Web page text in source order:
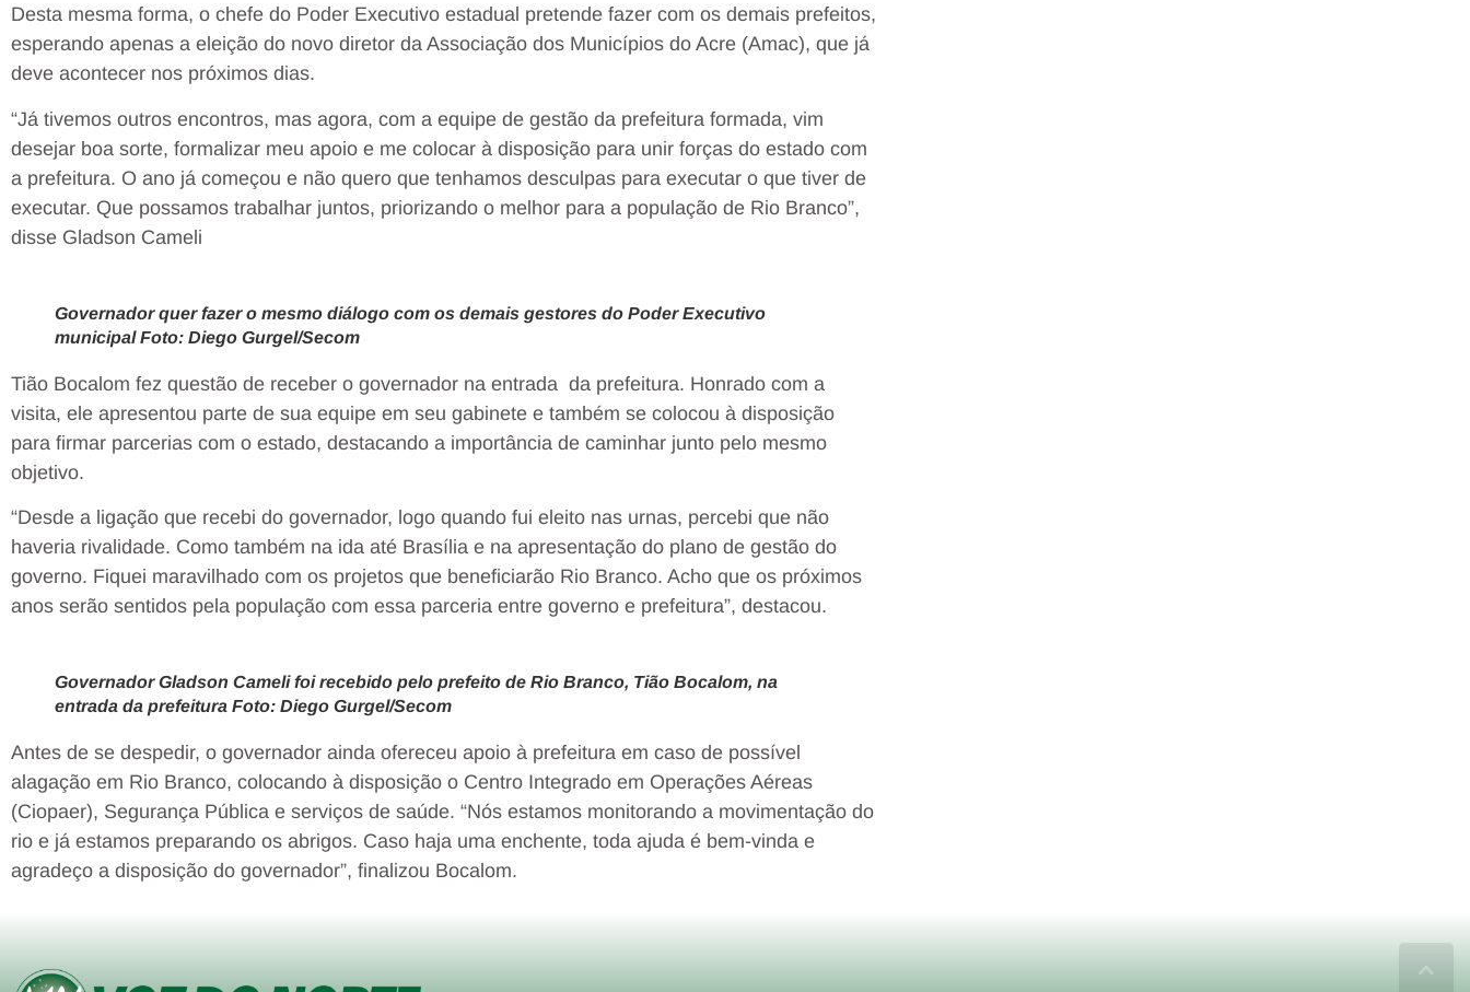
Desta mesma forma, o chefe do Poder Executivo estadual pretende fazer com os demais prefeitos,
esperando apenas a eleição do novo diretor da Associação dos Municípios do Acre (Amac), que já
deve acontecer nos próximos dias.
“Já tivemos outros encontros, mas agora, com a equipe de gestão da prefeitura formada, vim
desejar boa sorte, formalizar meu apoio e me colocar à disposição para unir forças do estado com
a prefeitura. O ano já começou e não quero que tenhamos desculpas para executar o que tiver de
executar. Que possamos trabalhar juntos, priorizando o melhor para a população de Rio Branco”,
disse Gladson Cameli
Governador quer fazer o mesmo diálogo com os demais gestores do Poder Executivo
municipal Foto: Diego Gurgel/Secom
Tião Bocalom fez questão de receber o governador na entrada da prefeitura. Honrado com a
visita, ele apresentou parte de sua equipe em seu gabinete e também se colocou à disposição
para firmar parcerias com o estado, destacando a importância de caminhar junto pelo mesmo
objetivo.
“Desde a ligação que recebi do governador, logo quando fui eleito nas urnas, percebi que não
haveria rivalidade. Como também na ida até Brasília e na apresentação do plano de gestão do
governo. Fiquei maravilhado com os projetos que beneficiarão Rio Branco. Acho que os próximos
anos serão sentidos pela população com essa parceria entre governo e prefeitura”, destacou.
Governador Gladson Cameli foi recebido pelo prefeito de Rio Branco, Tião Bocalom, na
entrada da prefeitura Foto: Diego Gurgel/Secom
Antes de se despedir, o governador ainda ofereceu apoio à prefeitura em caso de possível
alagação em Rio Branco, colocando à disposição o Centro Integrado em Operações Aéreas
(Ciopaer), Segurança Pública e serviços de saúde. “Nós estamos monitorando a movimentação do
rio e já estamos preparando os abrigos. Caso haja uma enchente, toda ajuda é bem-vinda e
agradeço a disposição do governador”, finalizou Bocalom.